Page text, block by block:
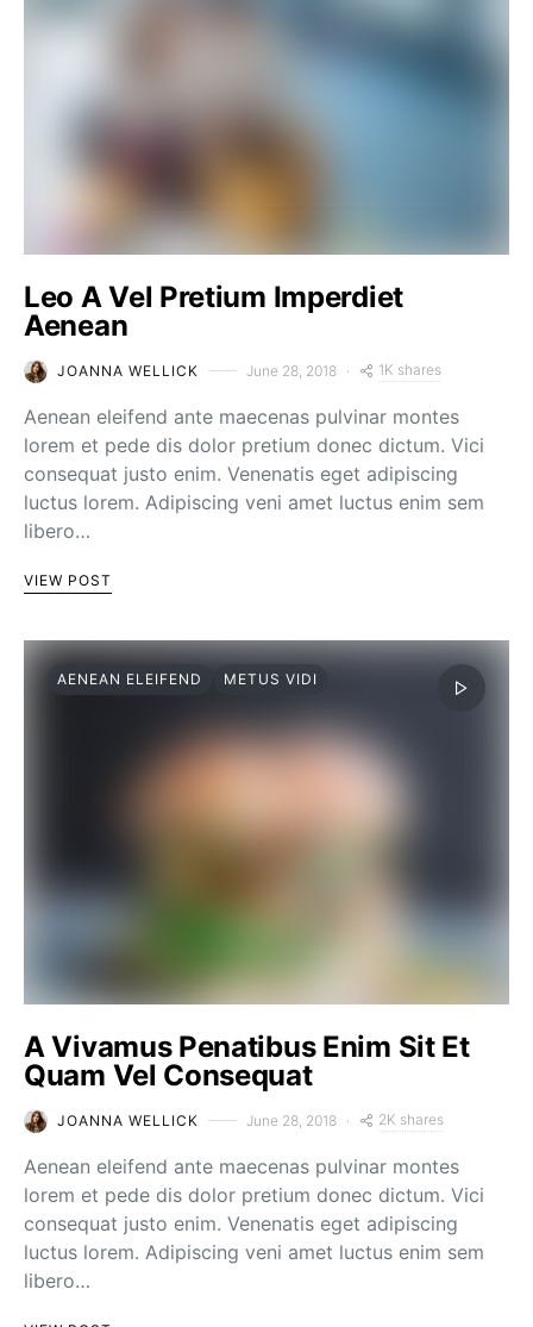
Leo A Vel Pretium Imperdiet
Aenean
JOANNA WELLICK June 28, 2018 1K shares
Aenean eleifend ante maecenas pulvinar montes
lorem et pede dis dolor pretium donec dictum. Vici
consequat justo enim. Venenatis eget adipiscing
luctus lorem. Adipiscing veni amet luctus enim sem
libero…
VIEW POST
AENEAN ELEIFEND METUS VIDI
A Vivamus Penatibus Enim Sit Et
Quam Vel Consequat
JOANNA WELLICK June 28, 2018 2K shares
Aenean eleifend ante maecenas pulvinar montes
lorem et pede dis dolor pretium donec dictum. Vici
consequat justo enim. Venenatis eget adipiscing
luctus lorem. Adipiscing veni amet luctus enim sem
libero…